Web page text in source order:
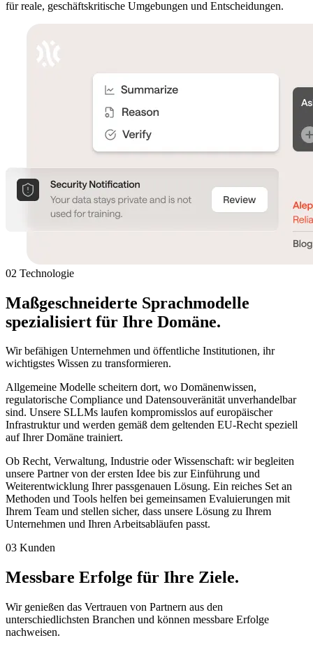
für reale, geschäftskritische Umgebungen und Entscheidungen.
02 Technologie
Maßgeschneiderte Sprachmodelle
spezialisiert für Ihre Domäne.
Wir befähigen Unternehmen und öffentliche Institutionen, ihr
wichtigstes Wissen zu transformieren.
Allgemeine Modelle scheitern dort, wo Domänenwissen,
regulatorische Compliance und Datensouveränität unverhandelbar
sind. Unsere SLLMs laufen kompromisslos auf europäischer
Infrastruktur und werden gemäß dem geltenden EU-Recht speziell
auf Ihrer Domäne trainiert.
Ob Recht, Verwaltung, Industrie oder Wissenschaft: wir begleiten
unsere Partner von der ersten Idee bis zur Einführung und
Weiterentwicklung Ihrer passgenauen Lösung. Ein reiches Set an
Methoden und Tools helfen bei gemeinsamen Evaluierungen mit
Ihrem Team und stellen sicher, dass unsere Lösung zu Ihrem
Unternehmen und Ihren Arbeitsabläufen passt.
03 Kunden
Messbare Erfolge für Ihre Ziele.
Wir genießen das Vertrauen von Partnern aus den
unterschiedlichsten Branchen und können messbare Erfolge
nachweisen.